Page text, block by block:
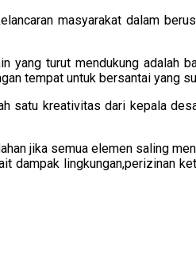
masyarakat dalam
yang turut mendukung adalah
tempat untuk bersantai yang
satu kreativitas dari kepala
jika semua elemen saling
dampak lingkungan,perizinan